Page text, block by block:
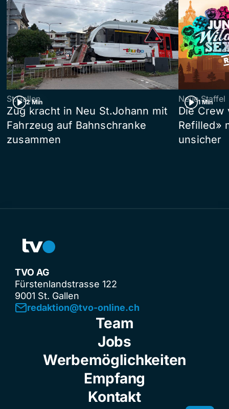
2 Min
St.Gallen
Zug kracht in Neu St.Johann mit
Fahrzeug auf Bahnschranke
zusammen
1 Min
Neue Staffel
Die Crew
Refilled»
unsicher
TVO AG
Fürstenlandstrasse 122
9001 St. Gallen
redaktion@tvo-online.ch
Team
Jobs
Werbemöglichkeiten
Empfang
Kontakt